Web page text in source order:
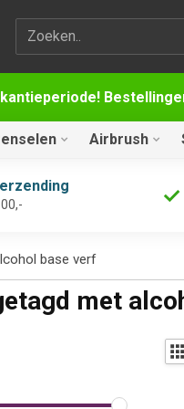
Zoekterm
Airbrush
base verf
met